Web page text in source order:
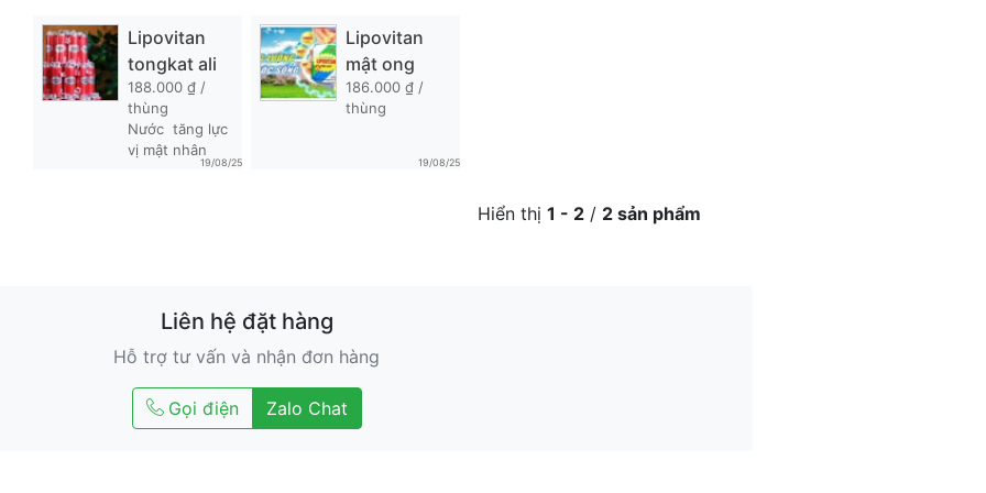
Lipovitan
tongkat ali
188.000 ₫ /
thùng
Nước  tăng lực
vị mật nhân
19/08/25
Lipovitan
mật ong
186.000 ₫ /
thùng
19/08/25
Hiển thị 1 - 2/ 2 sản phẩm
Liên hệ đặt hàng
Hỗ trợ tư vấn và nhận đơn hàng
Gọi điện Zalo Chat